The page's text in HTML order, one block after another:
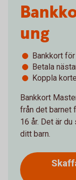
ung
Bankkort
Betala
Koppla
Bankkort
från det barnet
16 år. Det är
ditt barn.